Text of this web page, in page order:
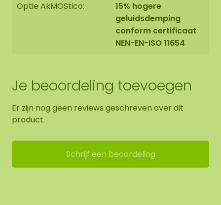
Optie AkMOStico:
15% hogere
geluidsdemping
conform certificaat
NEN-EN-ISO 11654
Je beoordeling toevoegen
Er zijn nog geen reviews geschreven over dit
product.
Schrijf een beoordeling